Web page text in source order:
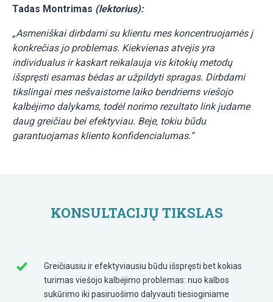
Tadas Montrimas (lektorius):
„Asmeniškai dirbdami su klientu mes koncentruojamės į
konkrečias jo problemas. Kiekvienas atvejis yra
individualus ir kaskart reikalauja vis kitokių metodų
išspręsti esamas bėdas ar užpildyti spragas. Dirbdami
tikslingai mes nešvaistome laiko bendriems viešojo
kalbėjimo dalykams, todėl norimo rezultato link judame
daug greičiau bei efektyviau. Beje, tokiu būdu
garantuojamas kliento konfidencialumas.“
KONSULTACIJŲ TIKSLAS
Greičiausiu ir efektyviausiu būdu išspręsti bet kokias
turimas viešojo kalbėjimo problemas: nuo kalbos
sukūrimo iki pasiruošimo dalyvauti tiesioginiame